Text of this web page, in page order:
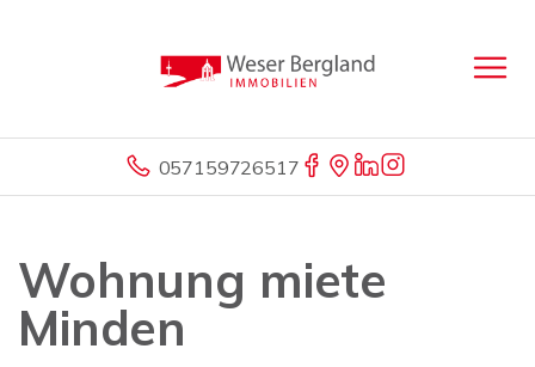
057159726517
Wohnung miete
Minden